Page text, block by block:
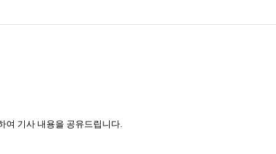
여 기사 내용을 공유드립니다.